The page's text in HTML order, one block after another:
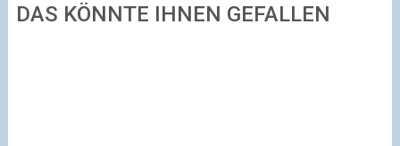
DAS KÖNNTE IHNEN GEFALLEN